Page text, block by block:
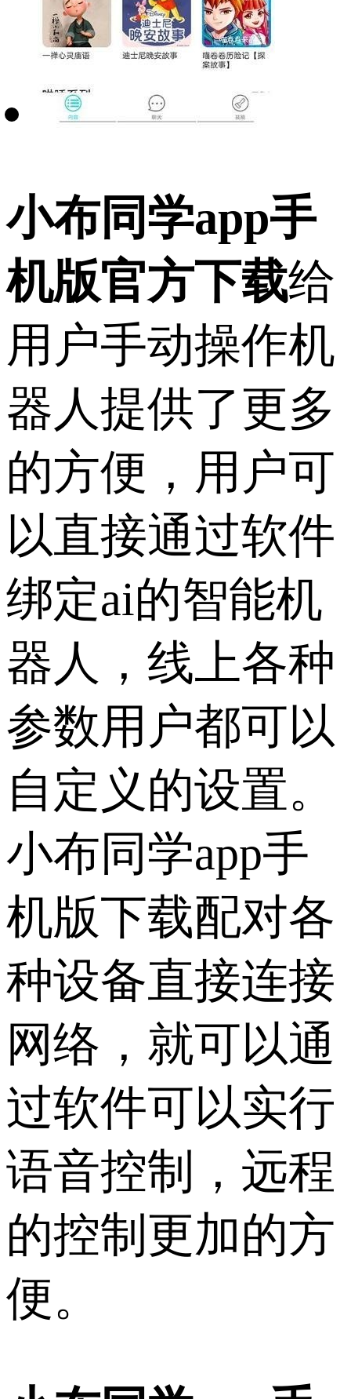
小布同学app手
机版官方下载给
用户手动操作机
器人提供了更多
的方便，用户可
以直接通过软件
绑定ai的智能机
器人，线上各种
参数用户都可以
自定义的设置。
小布同学app手
机版下载配对各
种设备直接连接
网络，就可以通
过软件可以实行
语音控制，远程
的控制更加的方
便。